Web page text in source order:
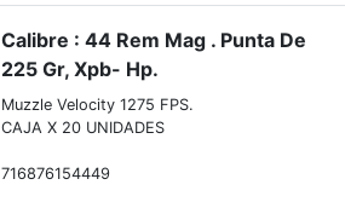
Calibre : 44 Rem Mag . Punta De
225 Gr, Xpb- Hp.
Muzzle Velocity 1275 FPS.
CAJA X 20 UNIDADES
716876154449